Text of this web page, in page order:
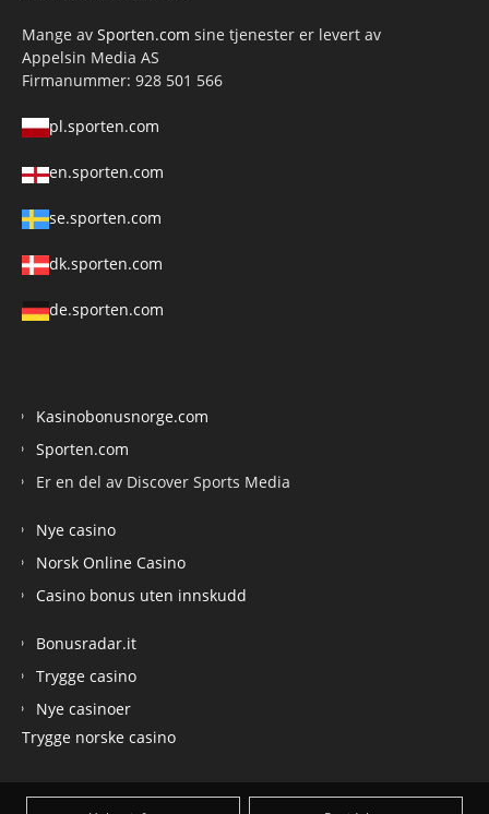
Mange av Sporten.com sine tjenester er levert av
Appelsin Media AS
Firmanummer: 928 501 566
pl.sporten.com
en.sporten.com
se.sporten.com
dk.sporten.com
de.sporten.com
Kasinobonusnorge.com
Sporten.com
Er en del av Discover Sports Media
Nye casino
Norsk Online Casino
Casino bonus uten innskudd
Bonusradar.it
Trygge casino
Nye casinoer
Trygge norske casino